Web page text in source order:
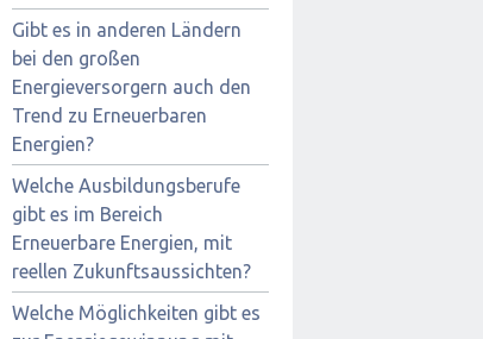
Gibt es in anderen Ländern
bei den großen
Energieversorgern auch den
Trend zu Erneuerbaren
Energien?
Welche Ausbildungsberufe
gibt es im Bereich
Erneuerbare Energien, mit
reellen Zukunftsaussichten?
Welche Möglichkeiten gibt es